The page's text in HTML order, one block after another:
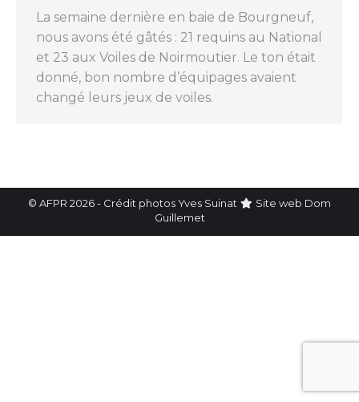
La semaine dernière en baie de Bourgneuf,
nous avons été gâtés : 21 requins au National
et 23 aux Voiles de Noirmoutier. Le ton était
donné, bon nombre d’équipages avaient
changé leurs jeux de voiles.
© AFPR 2026 - Crédit photos Yves Suinat Site web Dom
Guillemet